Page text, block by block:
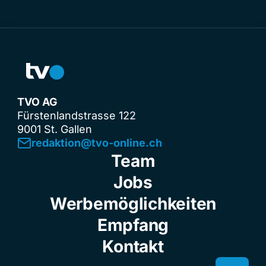
TVO AG
Fürstenlandstrasse 122
9001 St. Gallen
redaktion@tvo-online.ch
Team
Jobs
Werbemöglichkeiten
Empfang
Kontakt